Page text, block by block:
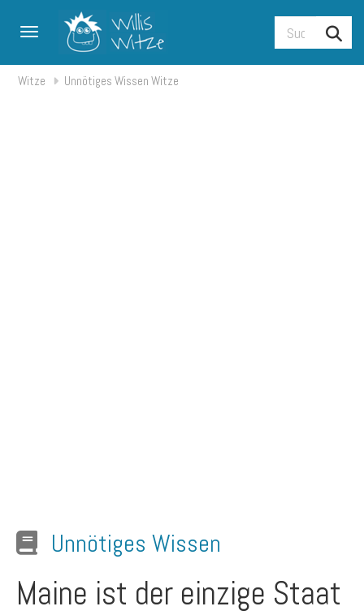
Toggle navigation
Witze Unnötiges Wissen Witze
Unnötiges Wissen
Maine ist der einzige Staat